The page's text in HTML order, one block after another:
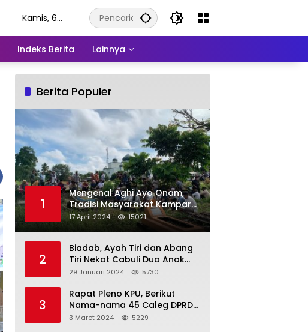
Kamis, 6
2026
Indeks Berita Lainnya
Berita Populer
1
Mengenal Aghi Ayo Onam,
Tradisi Masyarakat Kampar
Setelah Hari Raya Idul Fitri
17 April 2024 15021
2
Biadab, Ayah Tiri dan Abang
Tiri Nekat Cabuli Dua Anak
Dibawah Umur
29 Januari 2024 5730
3
Rapat Pleno KPU, Berikut
Nama-nama 45 Caleg DPRD
3 Maret 2024 5229